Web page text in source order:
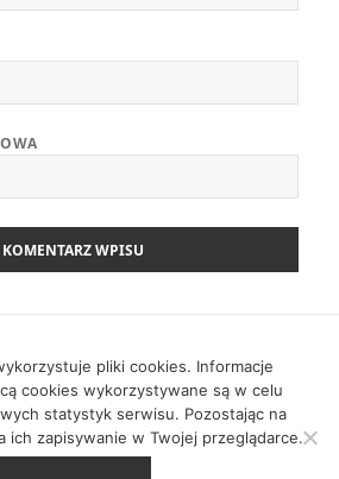
– 22.04.2025
– 12.05.2025
pliki cookies. Informacje
cookies wykorzystywane są w celu
statystyk serwisu. Pozostając na
ich zapisywanie w Twojej przeglądarce.